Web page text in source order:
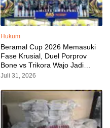
Hukum
Beramal Cup 2026 Memasuki
Fase Krusial, Duel Porprov
Bone vs Trikora Wajo Jadi
Sorotan Malam Ini
Juli 31, 2026